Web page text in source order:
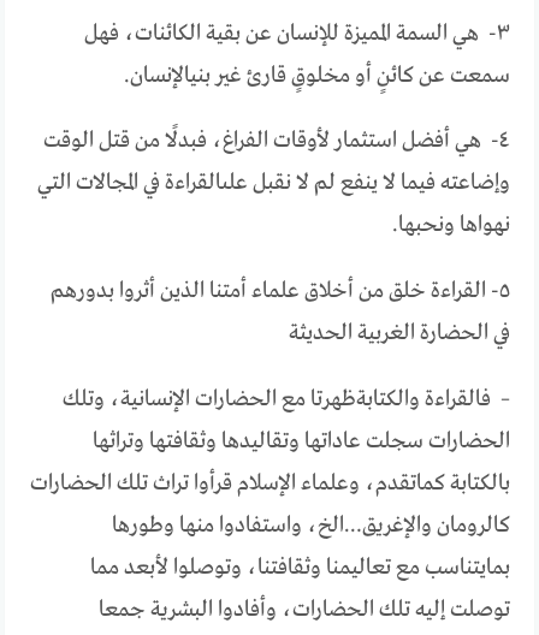
٣- هي السمة المميزة للإنسان عنبقية الكائنات، فهل
سمعت عنكائنٍ أو مخلوقٍ قارئ غير بنيالإنسان.
٤- هي أفضل استثمارلأوقات الفراغ، فبدلًامن قتل الوقت
وإضاعته فيما لاينفع لم لانقبل علىالقراءة في المجالات التي
نهواها ونحبها.
٥- القراءة خلقمن أخلاق علماء أمتنا الذين أثروا بدورهم
في الحضارة الغربية الحديثة
– فالقراءة والكتابةظهرتا مع الحضارات الإنسانية، وتلك
الحضارات سجلت عاداتها وتقاليدها وثقافتها وتراثها
بالكتابةكماتقدم، وعلماء الإسلام قرأوا تراثتلك الحضارات
كالرومان والإغريق…الخ، واستفادوا منها وطورها
بمايتناسب معتعاليمنا وثقافتنا، وتوصلوا لأبعدمما
توصلت إليهتلك الحضارات، وأفادوا البشرية جمعا